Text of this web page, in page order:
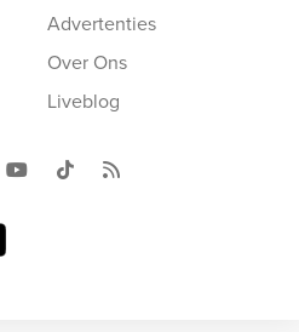
Advertenties
Over Ons
Liveblog